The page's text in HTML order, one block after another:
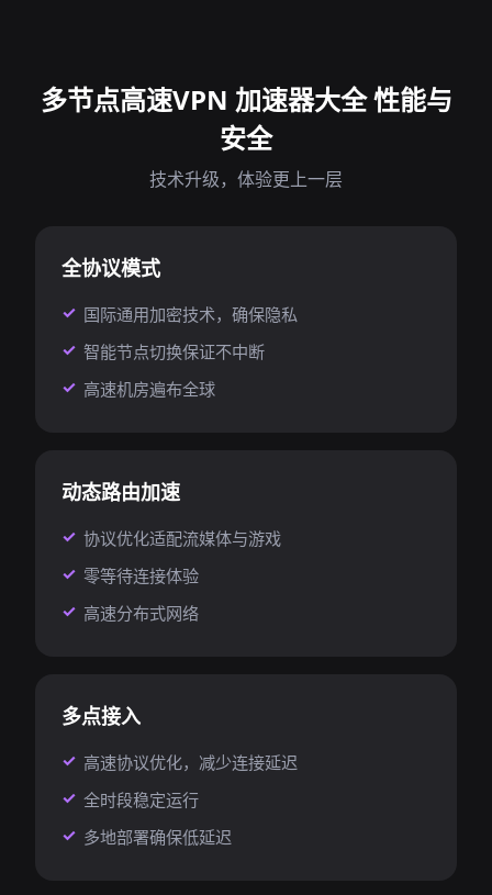
多节点高速VPN 加速器大全 性能与
安全
技术升级，体验更上一层
全协议模式
国际通用加密技术，确保隐私
智能节点切换保证不中断
高速机房遍布全球
动态路由加速
协议优化适配流媒体与游戏
零等待连接体验
高速分布式网络
多点接入
高速协议优化，减少连接延迟
全时段稳定运行
多地部署确保低延迟